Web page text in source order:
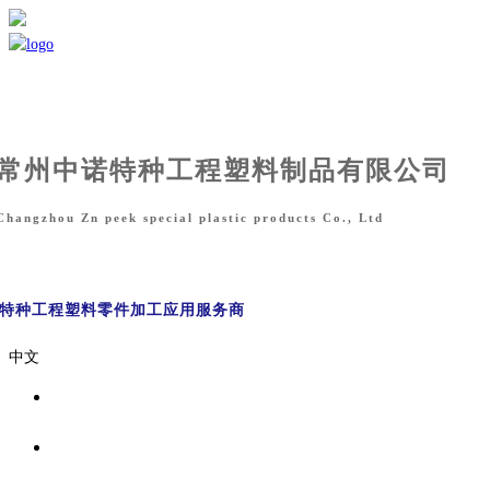
州中诺特种工程塑料制品有限公司
Zn peek special plastic products Co., Ltd
种工程塑料零件加工应用服务商
中文